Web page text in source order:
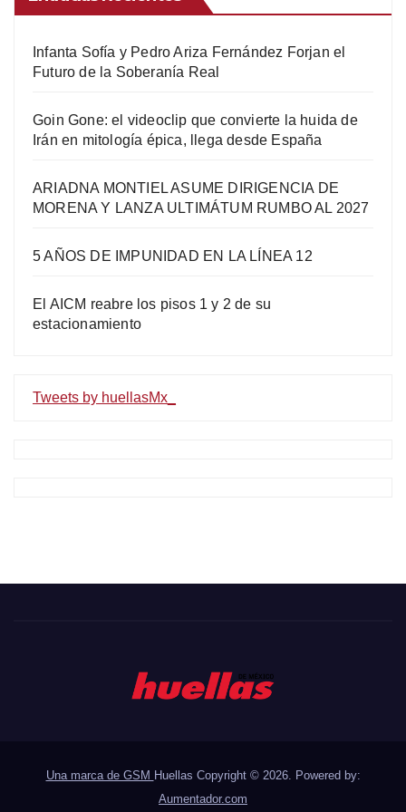
Infanta Sofía y Pedro Ariza Fernández Forjan el
Futuro de la Soberanía Real
Goin Gone: el videoclip que convierte la huida de
Irán en mitología épica, llega desde España
ARIADNA MONTIEL ASUME DIRIGENCIA DE
MORENA Y LANZA ULTIMÁTUM RUMBO AL 2027
5 AÑOS DE IMPUNIDAD EN LA LÍNEA 12
El AICM reabre los pisos 1 y 2 de su
estacionamiento
Tweets by huellasMx_
Una marca de GSM Huellas Copyright © 2026. Powered by:
Aumentador.com